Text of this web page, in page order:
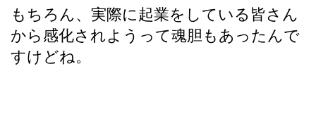
もちろん、実際に起業をしている皆さん
から感化されようって魂胆もあったんで
すけどね。